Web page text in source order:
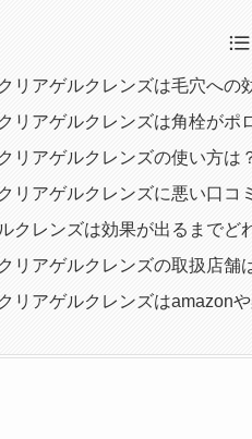
リアゲルクレンズは毛穴への
リアゲルクレンズは角栓がポ
リアゲルクレンズの使い方は
リアゲルクレンズに悪い口コ
クレンズは効果が出るまでど
リアゲルクレンズの取扱店舗
リアゲルクレンズはamazon